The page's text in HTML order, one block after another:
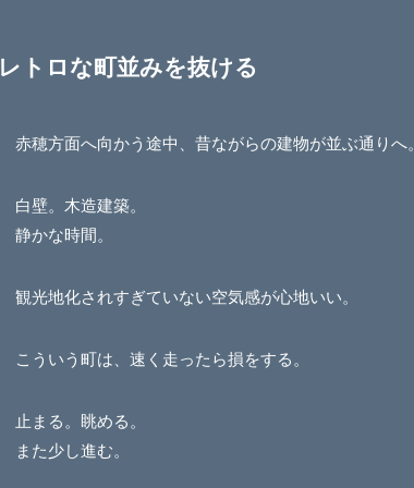
レトロな町並みを抜ける
赤穂方面へ向かう途中、昔ながらの建物が並ぶ通りへ。
白壁。木造建築。
静かな時間。
観光地化されすぎていない空気感が心地いい。
こういう町は、速く走ったら損をする。
止まる。眺める。
また少し進む。